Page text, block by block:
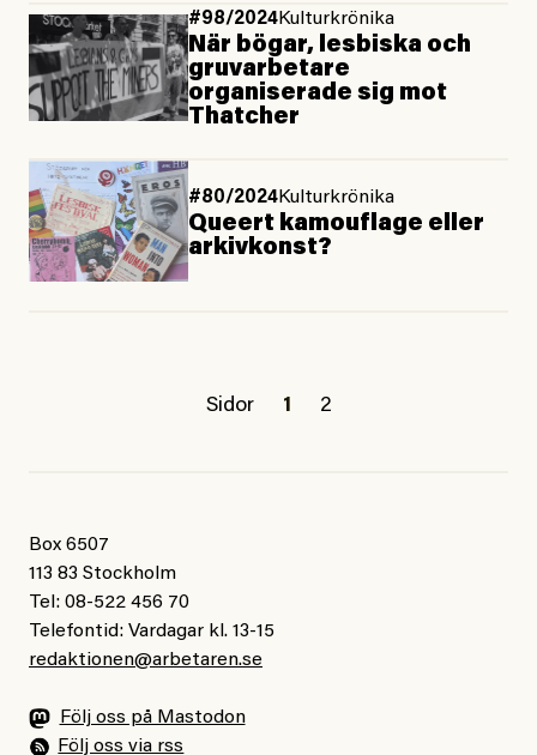
#98/2024Kulturkrönika
När bögar, lesbiska och
gruvarbetare
organiserade sig mot
Thatcher
#80/2024Kulturkrönika
Queert kamouflage eller
arkivkonst?
Sidor 1 2
Box 6507
113 83 Stockholm
Tel: 08-522 456 70
Telefontid: Vardagar kl. 13-15
redaktionen@arbetaren.se
Följ oss på Mastodon
Följ oss via rss